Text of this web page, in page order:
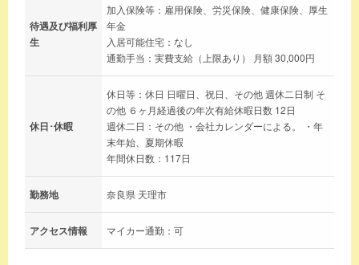
待遇及び福利厚
生
加入保険等：雇用保険、労災保険、健康保険、厚生
年金
入居可能住宅：なし
通勤手当：実費支給（上限あり） 月額 30,000円
休日･休暇
休日等：休日 日曜日、祝日、その他 週休二日制 そ
の他 ６ヶ月経過後の年次有給休暇日数 12日
週休二日：その他 ・会社カレンダーによる。 ・年
末年始、夏期休暇
年間休日数：117日
勤務地 奈良県 天理市
アクセス情報 マイカー通勤：可